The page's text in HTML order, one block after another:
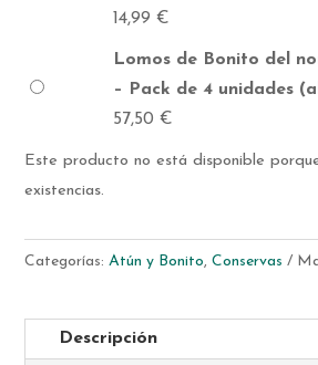
14,99€
Lomos de Bonito del
– Pack de 4 unidades
57,50€
Este producto no está disponible
existencias.
Categorías:Atún y Bonito,Conservas
Descripción